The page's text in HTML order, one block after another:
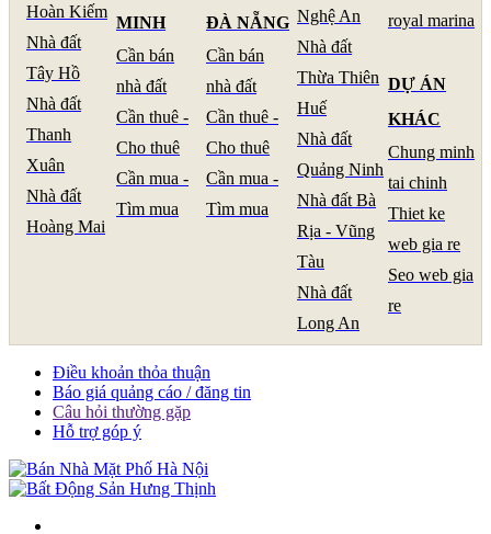
Hoàn Kiếm
Nhà đất
Tây Hồ
Nhà đất
Thanh
Xuân
Nhà đất
Hoàng Mai
MINH
Cần bán
nhà đất
Cần thuê -
Cho thuê
Cần mua -
Tìm mua
ĐÀ NẴNG
Cần bán
nhà đất
Cần thuê -
Cho thuê
Cần mua -
Tìm mua
Nghệ An
Nhà đất
Thừa Thiên
Huế
Nhà đất
Quảng Ninh
Nhà đất Bà
Rịa - Vũng
Tàu
Nhà đất
Long An
royal marina
DỰ ÁN
KHÁC
Chung minh
tai chinh
Thiet ke
web gia re
Seo web gia
re
Điều khoản thỏa thuận
Báo giá quảng cáo / đăng tin
Câu hỏi thường gặp
Hỗ trợ góp ý